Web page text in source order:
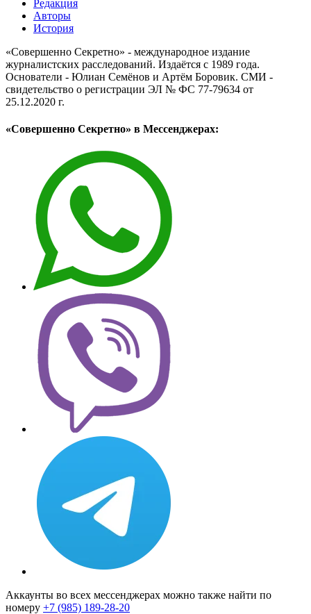
Редакция
Авторы
История
«Совершенно Секретно» - международное издание
журналистских расследований. Издаётся с 1989 года.
Основатели - Юлиан Семёнов и Артём Боровик. CМИ -
свидетельство о регистрации ЭЛ № ФС 77-79634 от
25.12.2020 г.
«Совершенно Секретно» в Мессенджерах:
Аккаунты во всех мессенджерах можно также найти по
номеру +7 (985) 189-28-20